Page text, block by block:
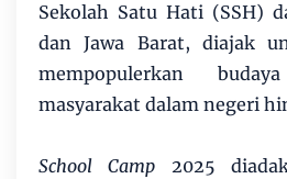
Sekolah Satu Hati (SSH)
dan Jawa Barat, diajak
mempopulerkan
masyarakat dalam negeri
School Camp 2025